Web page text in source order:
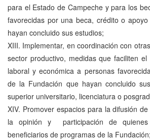
para el Estado de Campeche y para los
favorecidas por una beca, crédito o
hayan concluido sus estudios;
XIII. Implementar, en coordinación con
sector productivo, medidas que faciliten
laboral y económica a personas
de la Fundación que hayan concluido
superior universitario, licenciatura o
XIV. Promover espacios para la difusión
la opinión y participación de
beneficiarios de programas de la Fundación;